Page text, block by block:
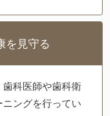
を見守る
科医師や歯科衛
ングを行ってい